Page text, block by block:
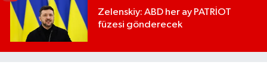
Zelenskiy: ABD her ay PATRİOT
füzesi gönderecek